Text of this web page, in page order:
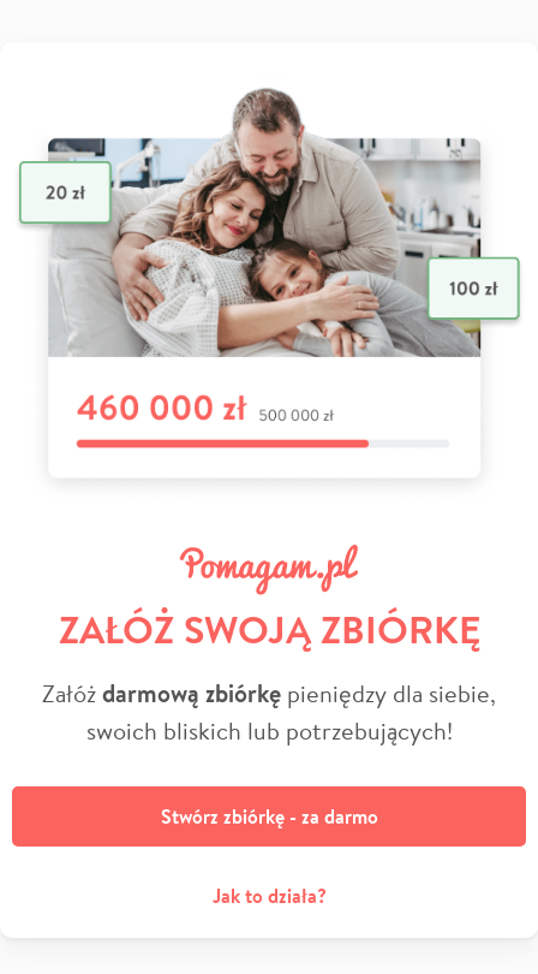
ZAŁÓŻ SWOJĄ ZBIÓRKĘ
Załóżdarmową zbiórkę pieniędzy dla siebie,
swoich bliskich lub potrzebujących!
Stwórz zbiórkę - za darmo
Jak to działa?